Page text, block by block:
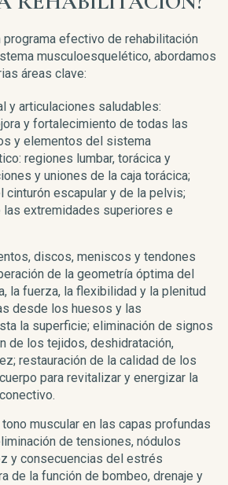
programa efectivo de rehabilitación
musculoesquelético, abordamos
áreas clave:
y articulaciones saludables:
y fortalecimiento de todas las
y elementos del sistema
regiones lumbar, torácica y
y uniones de la caja torácica;
cinturón escapular y de la pelvis;
las extremidades superiores e
discos, meniscos y tendones
de la geometría óptima del
la fuerza, la flexibilidad y la plenitud
desde los huesos y las
la superficie; eliminación de signos
de los tejidos, deshidratación,
restauración de la calidad de los
para revitalizar y energizar la
muscular en las capas profundas
de tensiones, nódulos
y consecuencias del estrés
de la función de bombeo, drenaje y